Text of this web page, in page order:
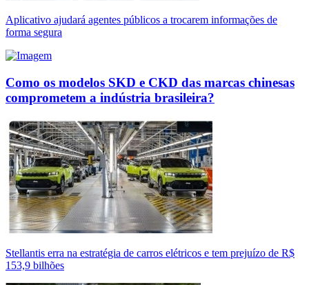
Aplicativo ajudará agentes públicos a trocarem informações de
forma segura
Como os modelos SKD e CKD das marcas chinesas
comprometem a indústria brasileira?
Stellantis erra na estratégia de carros elétricos e tem prejuízo de R$
153,9 bilhões